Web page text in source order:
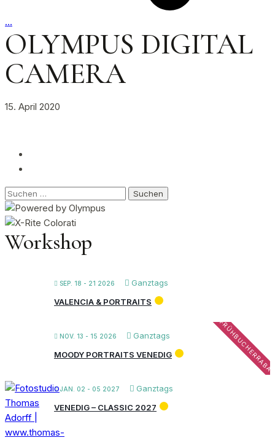
…
OLYMPUS DIGITAL
CAMERA
15. April 2020
Suchen
nach:
Workshop
SEP. 18 - 21 2026
Ganztags
VALENCIA & PORTRAITS
NOV. 13 - 15 2026 Ganztags
MOODY PORTRAITS VENEDIG
JAN. 02 - 05 2027
Ganztags
VENEDIG – CLASSIC 2027